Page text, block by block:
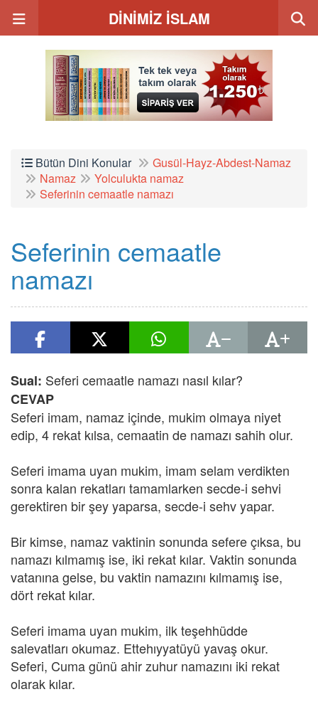
DİNİMİZ İSLAM
Bütün Dini Konular
Gusül-Hayz-Abdest-Namaz
Namaz
Yolculukta namaz
Seferinin cemaatle namazı
Seferinin cemaatle
namazı
Sual: Seferi cemaatle namazı nasıl kılar?
CEVAP
Seferi imam, namaz içinde, mukim olmaya niyet
edip, 4 rekat kılsa, cemaatin de namazı sahih olur.
Seferi imama uyan mukim, imam selam verdikten
sonra kalan rekatları tamamlarken secde-i sehvi
gerektiren bir şey yaparsa, secde-i sehv yapar.
Bir kimse, namaz vaktinin sonunda sefere çıksa, bu
namazı kılmamış ise, iki rekat kılar. Vaktin sonunda
vatanına gelse, bu vaktin namazını kılmamış ise,
dört rekat kılar.
Seferi imama uyan mukim, ilk teşehhüdde
salevatları okumaz. Ettehıyyatüyü yavaş okur.
Seferi, Cuma günü ahir zuhur namazını iki rekat
olarak kılar.